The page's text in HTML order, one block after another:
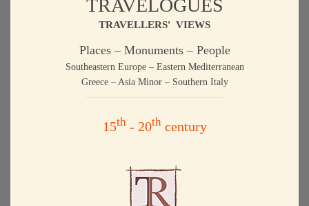
TRAVELOGUES
TRAVELLERS' VIEWS
Places – Monuments – People
Southeastern Europe – Eastern Mediterranean
Greece – Asia Minor – Southern Italy
15th- 20thcentury